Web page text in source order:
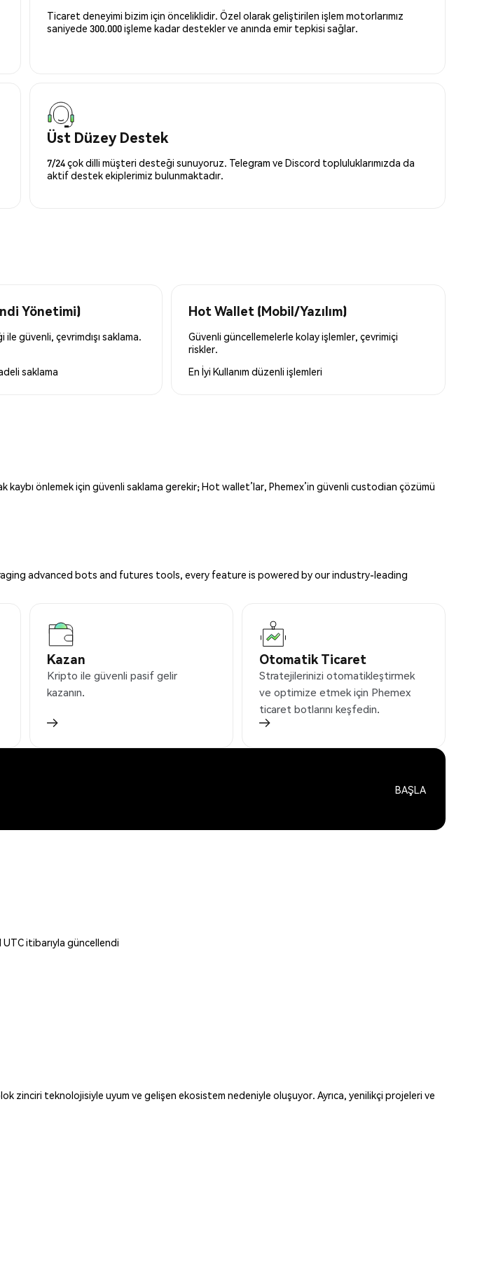
Ticaret deneyimi bizim için önceliklidir. Özel olarak geliştirilen işlem motorlarımız
saniyede 300.000 işleme kadar destekler ve anında emir tepkisi sağlar.
Üst Düzey Destek
7/24 çok dilli müşteri desteği sunuyoruz. Telegram ve Discord topluluklarımızda da
aktif destek ekiplerimiz bulunmaktadır.
Yönetimi)
güvenli, çevrimdışı saklama.
saklama
Hot Wallet (Mobil/Yazılım)
Güvenli güncellemelerle kolay işlemler, çevrimiçi
riskler.
En İyi Kullanım düzenli işlemleri
kaybı önlemek için güvenli saklama gerekir; Hot wallet’lar, Phemex’in güvenli custodian çözümü
advanced bots and futures tools, every feature is powered by our industry-leading
Kazan
Kripto ile güvenli pasif gelir
kazanın.
Otomatik Ticaret
Stratejilerinizi otomatikleştirmek
ve optimize etmek için Phemex
ticaret botlarını keşfedin.
BAŞLA
UTC itibarıyla güncellendi
zinciri teknolojisiyle uyum ve gelişen ekosistem nedeniyle oluşuyor. Ayrıca, yenilikçi projeleri ve